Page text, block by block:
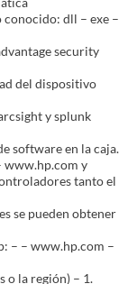
dll – exe –
security
del dispositivo
y splunk
software en la caja.
www.hp.com y
tanto el
se pueden obtener
– – www.hp.com –
o la región) – 1.